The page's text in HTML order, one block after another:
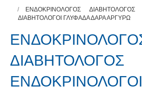
ΕΝΔΟΚΡΙΝΟΛΟΓΟΣ ΔΙΑΒΗΤΟΛΟΓΟΣ
ΔΙΑΒΗΤΟΛΟΓΟΙ ΓΛΥΦΑΔΑ ΔΑΡΑ ΑΡΓΥΡΩ
ΔΙΑΒΗΤΟΛΟΓΟΣ
ΕΝΔΟΚΡΙΝΟΛΟΓΟΙ